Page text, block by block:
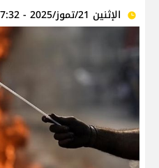
الإثنين 21/تموز/2025 - 07:32 ص